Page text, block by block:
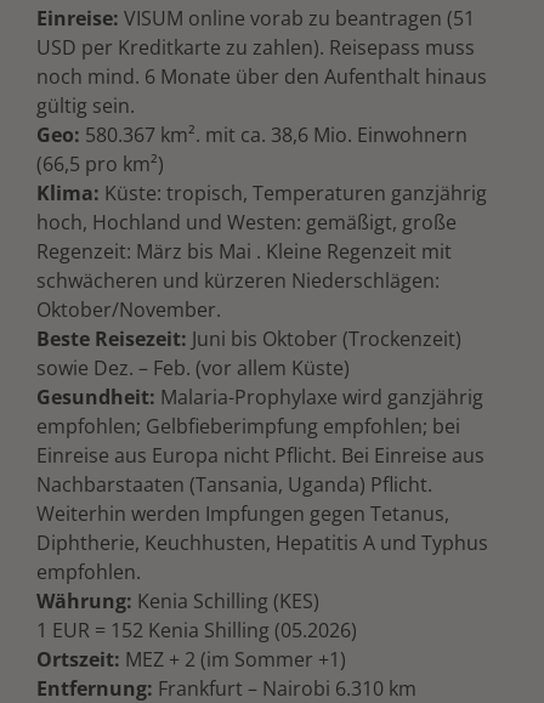
Einreise: VISUM online vorab zu beantragen (51
USD per Kreditkarte zu zahlen). Reisepass muss
noch mind. 6 Monate über den Aufenthalt hinaus
gültig sein.
Geo: 580.367 km². mit ca. 38,6 Mio. Einwohnern
(66,5 pro km²)
Klima: Küste: tropisch, Temperaturen ganzjährig
hoch, Hochland und Westen: gemäßigt, große
Regenzeit: März bis Mai . Kleine Regenzeit mit
schwächeren und kürzeren Niederschlägen:
Oktober/November.
Beste Reisezeit: Juni bis Oktober (Trockenzeit)
sowie Dez. – Feb. (vor allem Küste)
Gesundheit: Malaria-Prophylaxe wird ganzjährig
empfohlen; Gelbfieberimpfung empfohlen; bei
Einreise aus Europa nicht Pflicht. Bei Einreise aus
Nachbarstaaten (Tansania, Uganda) Pflicht.
Weiterhin werden Impfungen gegen Tetanus,
Diphtherie, Keuchhusten, Hepatitis A und Typhus
empfohlen.
Währung: Kenia Schilling (KES)
1 EUR = 152 Kenia Shilling (05.2026)
Ortszeit: MEZ + 2 (im Sommer +1)
Entfernung: Frankfurt – Nairobi 6.310 km